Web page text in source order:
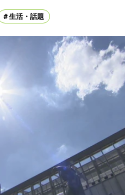
生活・話題